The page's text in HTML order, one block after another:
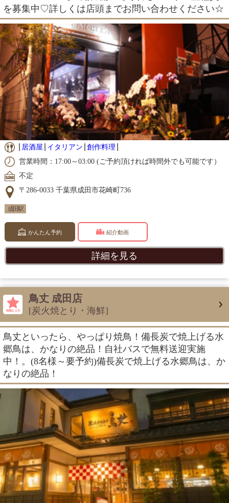
を募集中♡詳しくは店頭までお問い合わせください☆
居酒屋 イタリアン 創作料理
営業時間：17:00～03:00 (ご予約頂ければ時間外でも可能です）
不定
〒286-0033 千葉県成田市花崎町736
成田駅
かんたん予約 紹介動画
詳細を見る
鳥丈 成田店
[炭火焼とり・海鮮]
鳥丈といったら、やっぱり焼鳥！備長炭で焼上げる水
郷鳥は、かなりの絶品！自社バスで無料送迎実施
中！。(8名様～要予約)備長炭で焼上げる水郷鳥は、か
なりの絶品！